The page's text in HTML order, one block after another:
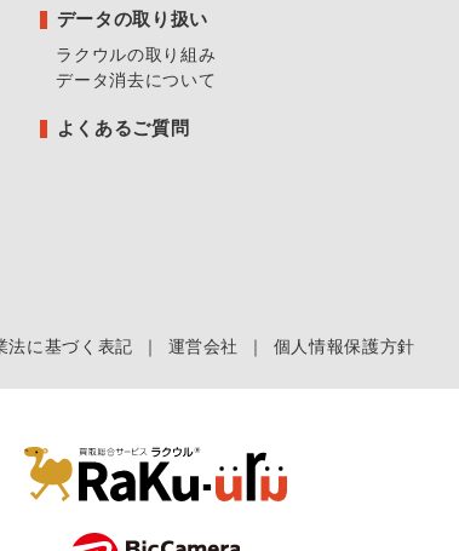
データの取り扱い
ラクウルの取り組み
データ消去について
よくあるご質問
法に基づく表記 ｜ 運営会社 ｜ 個人情報保護方針